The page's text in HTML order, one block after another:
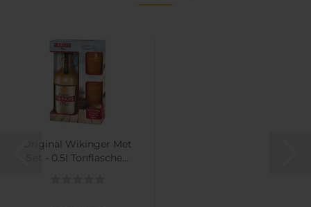
Original Wikinger Met
Set - 0,5l Tonflasche...